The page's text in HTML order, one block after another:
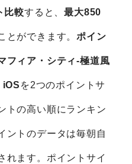
比較すると、最大850
とができます。ポイン
フィア・シティ-極道風
iOS を2つのポイントサ
トの高い順にランキン
ントのデータは毎朝自
れます。ポイントサイ